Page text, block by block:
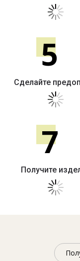
5
Сделайте
7
Получите